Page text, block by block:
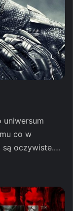
uniwersum
co w
są oczywiste.…